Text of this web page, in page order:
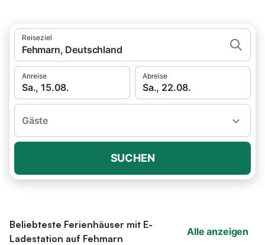
Reiseziel
Fehmarn, Deutschland
Anreise
Sa., 15.08.
Abreise
Sa., 22.08.
Gäste
SUCHEN
Beliebteste Ferienhäuser mit E-
Ladestation auf Fehmarn
Alle anzeigen